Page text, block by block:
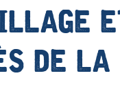
de la